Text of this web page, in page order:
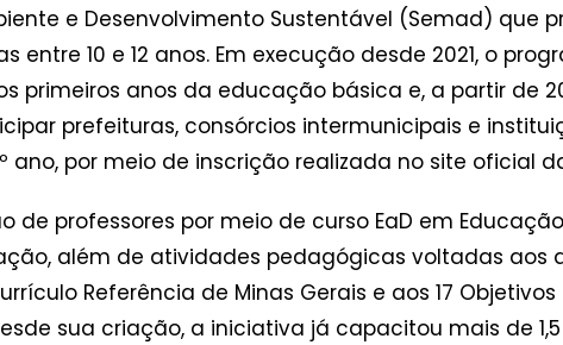
e Desenvolvimento Sustentável (Semad) que
10 e 12 anos. Em execução desde 2021, o
anos da educação básica e, a partir de
prefeituras, consórcios intermunicipais e
ano, por meio de inscrição realizada no site oficial
professores por meio de curso EaD em
além de atividades pedagógicas voltadas aos
Referência de Minas Gerais e aos 17 Objetivos
sua criação, a iniciativa já capacitou mais de